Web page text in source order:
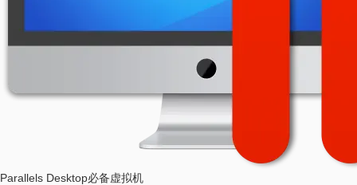
Parallels Desktop必备虚拟机